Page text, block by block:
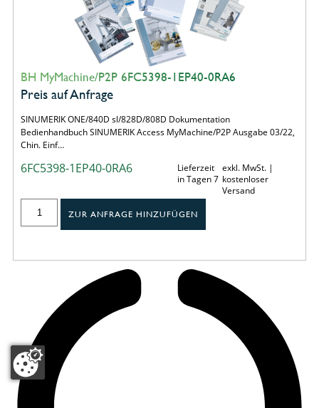
BH MyMachine/P2P 6FC5398-1EP40-0RA6
Preis auf Anfrage
SINUMERIK ONE/840D sl/828D/808D Dokumentation
Bedienhandbuch SINUMERIK Access MyMachine/P2P Ausgabe 03/22,
Chin. Einf…
6FC5398-1EP40-0RA6
Lieferzeit
in Tagen 7
exkl. MwSt. |
kostenloser
Versand
ZUR ANFRAGE HINZUFÜGEN